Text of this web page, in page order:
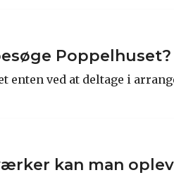
Poppelhuset?
enten ved at deltage i
kan man